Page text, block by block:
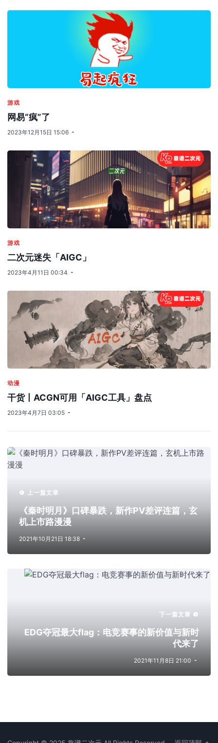
游戏
网易“疯”了
2023年12月15日 15:06
游戏
二次元迷失「AIGC」
2023年4月11日 00:34
动漫
干货丨ACGN可用「AIGC工具」盘点
2023年4月7日 03:05
上一篇文章
《秦时明月》口碑暴跌，新作PV差评连篇，玄
机上市路漫漫
2021年10月21日 18:38
下一篇文章
EDG夺冠最大flag：电竞赛事的新价值与新时
代来了
2021年11月8日 21:00